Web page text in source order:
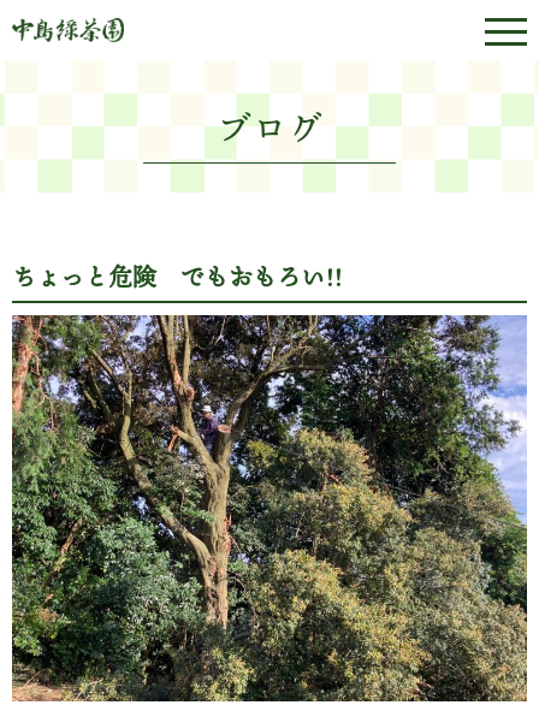
ブログ
ちょっと危険 でもおもろい!!